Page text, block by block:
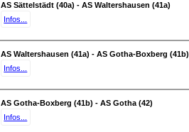
AS Sättelstädt (40a) - AS Waltershausen (41a)
Infos...
AS Waltershausen (41a) - AS Gotha-Boxberg (41b)
Infos...
AS Gotha-Boxberg (41b) - AS Gotha (42)
Infos...